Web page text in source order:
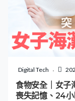
離世。 白紋伊
防護中心指出，
染病，病毒會經
熱帶地區，包括
人與人之間傳播
的埃及伊蚊，但
的蚊品種。 登革
及關節痛 噁心嘔
Digital Tech
食物安全｜女
喪失記憶、24